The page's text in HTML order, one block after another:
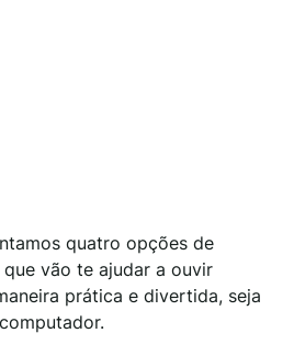
quatro opções de
vão te ajudar a ouvir
prática e divertida, seja